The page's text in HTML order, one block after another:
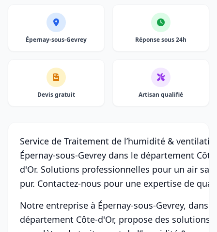
Épernay-sous-Gevrey Réponse sous 24h
Devis gratuit Artisan qualifié
Service de Traitement de l’humidité &
Épernay-sous-Gevrey dans le département
d'Or. Solutions professionnelles pour un air
pur. Contactez-nous pour une expertise de
Notre entreprise à Épernay-sous-Gevrey, dans
département Côte-d'Or, propose des solutions